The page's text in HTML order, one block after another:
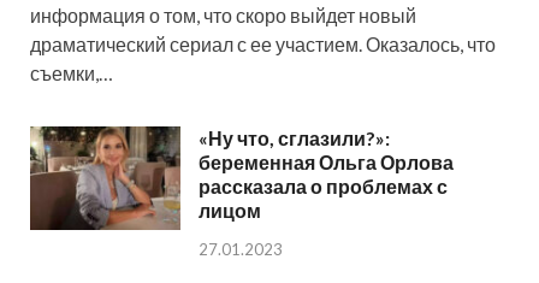
информация о том, что скоро выйдет новый
драматический сериал с ее участием. Оказалось, что
съемки,…
«Ну что, сглазили?»:
беременная Ольга Орлова
рассказала о проблемах с
лицом
27.01.2023